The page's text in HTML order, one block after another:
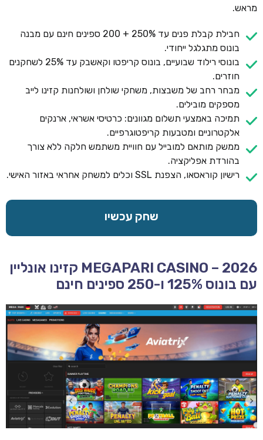
מראש.
חבילת קבלת פנים עד 250% + 200 ספינים חינם עם מבנה
בונוס מתגלגל ייחודי.
בונוסי רילוד שבועיים, בונוס קריפטו וקאשבק עד 25% לשחקנים
חוזרים.
מבחר רחב של משבצות, משחקי שולחן ושולחנות קזינו לייב
מספקים מובילים.
תמיכה באמצעי תשלום מגוונים: כרטיסי אשראי, ארנקים
אלקטרוניים ומטבעות קריפטוגרפיים.
ממשק מותאם למובייל עם חוויית משתמש חלקה ללא צורך
בהורדת אפליקציה.
רישיון קוראסאו, הצפנת SSL וכלים למשחק אחראי באזור האישי.
שחק עכשיו
MEGAPARI CASINO – 2026 קזינו אונליין
עם בונוס 125% ו-250 ספינים חינם